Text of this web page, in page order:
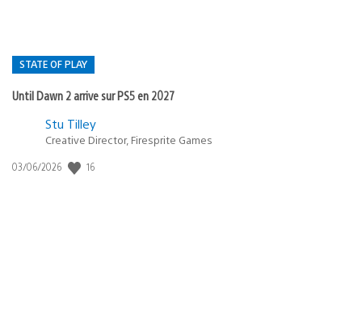
STATE OF PLAY
Until Dawn 2 arrive sur PS5 en 2027
Postée
:
Stu Tilley
Creative Director, Firesprite Games
Date
03/06/2026 16